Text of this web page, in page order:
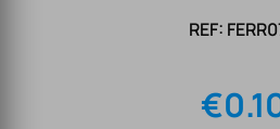
REF:
€